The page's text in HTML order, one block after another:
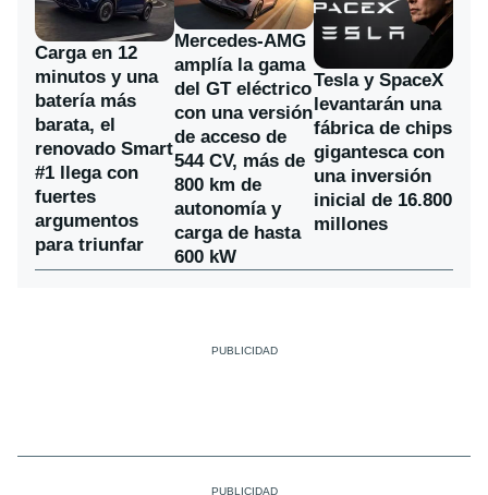
Carga en 12
minutos y una
batería más
barata, el
renovado Smart
#1 llega con
fuertes
argumentos
para triunfar
Mercedes-AMG
amplía la gama
del GT eléctrico
con una versión
de acceso de
544 CV, más de
800 km de
autonomía y
carga de hasta
600 kW
Tesla y SpaceX
levantarán una
fábrica de chips
gigantesca con
una inversión
inicial de 16.800
millones